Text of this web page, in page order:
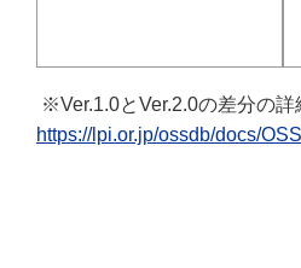
※Ver.1.0とVer.2.0の差分の詳
https://lpi.or.jp/ossdb/docs/